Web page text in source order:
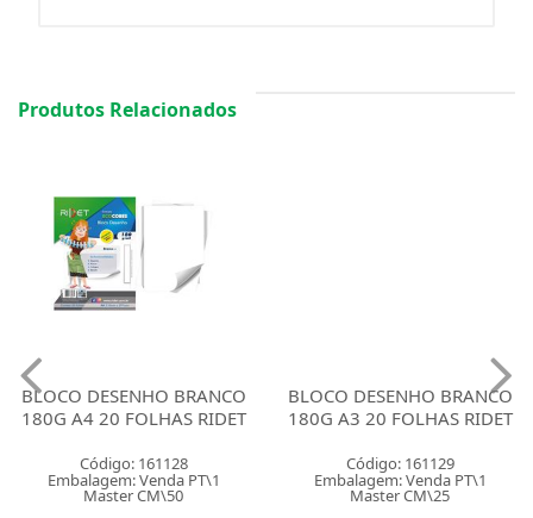
Produtos Relacionados
BLOCO DESENHO BRANCO
180G A4 20 FOLHAS RIDET
Código: 161128
Embalagem: Venda PT\1
Master CM\50
BLOCO DESENHO BRANCO
180G A3 20 FOLHAS RIDET
Código: 161129
Embalagem: Venda PT\1
Master CM\25